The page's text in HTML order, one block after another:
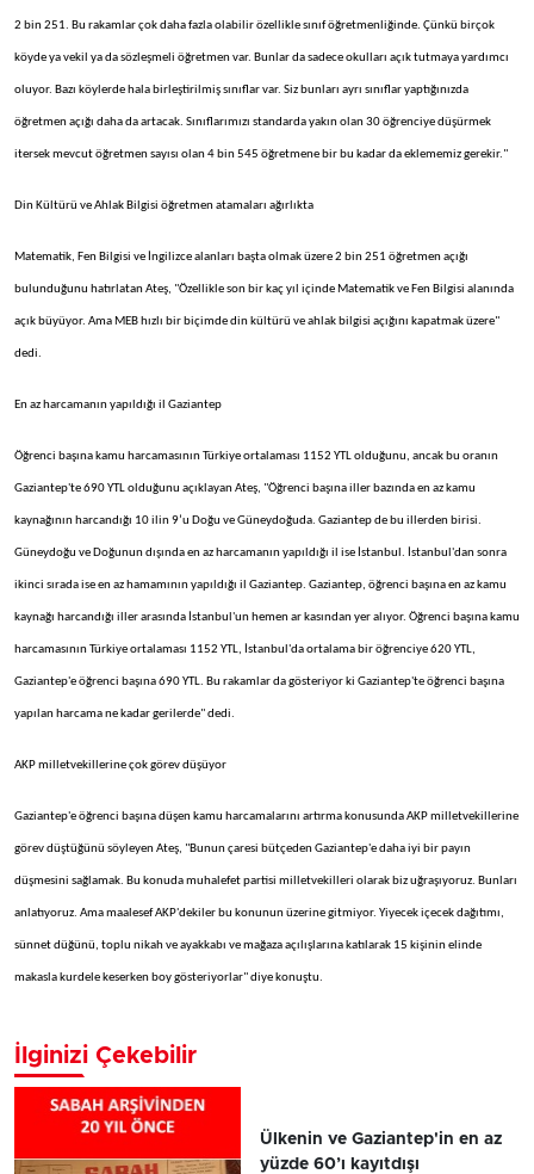
2 bin 251. Bu rakamlar çok daha fazla olabilir özellikle sınıf öğretmenliğinde. Çünkü birçok
köyde ya vekil ya da sözleşmeli öğretmen var. Bunlar da sadece okulları açık tutmaya yardımcı
oluyor. Bazı köylerde hala birleştirilmiş sınıflar var. Siz bunları ayrı sınıflar yaptığınızda
öğretmen açığı daha da artacak. Sınıflarımızı standarda yakın olan 30 öğrenciye düşürmek
itersek mevcut öğretmen sayısı olan 4 bin 545 öğretmene bir bu kadar da eklememiz gerekir."
Din Kültürü ve Ahlak Bilgisi öğretmen atamaları ağırlıkta
Matematik, Fen Bilgisi ve İngilizce alanları başta olmak üzere 2 bin 251 öğretmen açığı
bulunduğunu hatırlatan Ateş, "Özellikle son bir kaç yıl içinde Matematik ve Fen Bilgisi alanında
açık büyüyor. Ama MEB hızlı bir biçimde din kültürü ve ahlak bilgisi açığını kapatmak üzere"
dedi.
En az harcamanın yapıldığı il Gaziantep
Öğrenci başına kamu harcamasının Türkiye ortalaması 1152 YTL olduğunu, ancak bu oranın
Gaziantep'te 690 YTL olduğunu açıklayan Ateş, "Öğrenci başına iller bazında en az kamu
kaynağının harcandığı 10 ilin 9’u Doğu ve Güneydoğuda. Gaziantep de bu illerden birisi.
Güneydoğu ve Doğunun dışında en az harcamanın yapıldığı il ise İstanbul. İstanbul'dan sonra
ikinci sırada ise en az hamamının yapıldığı il Gaziantep. Gaziantep, öğrenci başına en az kamu
kaynağı harcandığı iller arasında İstanbul'un hemen ar kasından yer alıyor. Öğrenci başına kamu
harcamasının Türkiye ortalaması 1152 YTL, İstanbul'da ortalama bir öğrenciye 620 YTL,
Gaziantep'e öğrenci başına 690 YTL. Bu rakamlar da gösteriyor ki Gaziantep'te öğrenci başına
yapılan harcama ne kadar gerilerde" dedi.
AKP milletvekillerine çok görev düşüyor
Gaziantep'e öğrenci başına düşen kamu harcamalarını artırma konusunda AKP milletvekillerine
görev düştüğünü söyleyen Ateş, "Bunun çaresi bütçeden Gaziantep'e daha iyi bir payın
düşmesini sağlamak. Bu konuda muhalefet partisi milletvekilleri olarak biz uğraşıyoruz. Bunları
anlatıyoruz. Ama maalesef AKP'dekiler bu konunun üzerine gitmiyor. Yiyecek içecek dağıtımı,
sünnet düğünü, toplu nikah ve ayakkabı ve mağaza açılışlarına katılarak 15 kişinin elinde
makasla kurdele keserken boy gösteriyorlar" diye konuştu.
İlginizi Çekebilir
Ülkenin ve Gaziantep'in en az
yüzde 60’ı kayıtdışı